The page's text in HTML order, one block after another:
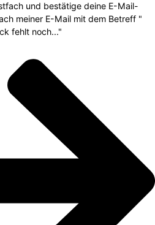
und bestätige deine E-Mail-
meiner E-Mail mit dem Betreff "
fehlt noch..."